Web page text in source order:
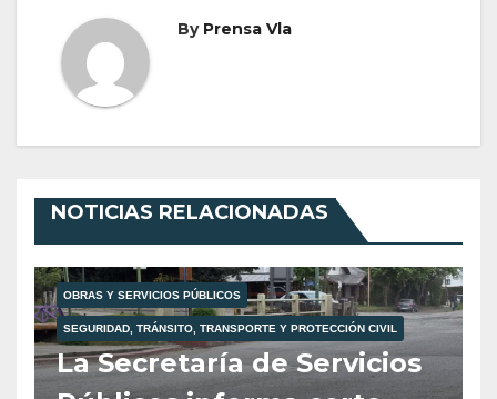
By Prensa Vla
NOTICIAS RELACIONADAS
OBRAS Y SERVICIOS PÚBLICOS
SEGURIDAD, TRÁNSITO, TRANSPORTE Y PROTECCIÓN CIVIL
La Secretaría de Servicios